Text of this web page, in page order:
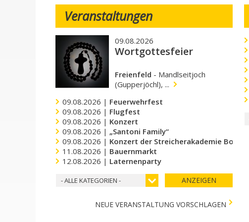
Veranstaltungen
09.08.2026
Wortgottesfeier
Freienfeld - Mandlseitjoch
(Gupperjöchl), ...
09.08.2026 | Feuerwehrfest
09.08.2026 | Flugfest
09.08.2026 | Konzert
09.08.2026 | „Santoni Family“
09.08.2026 | Konzert der Streicherakademie Bozen
11.08.2026 | Bauernmarkt
12.08.2026 | Laternenparty
- ALLE KATEGORIEN - ANZEIGEN
NEUE VERANSTALTUNG VORSCHLAGEN